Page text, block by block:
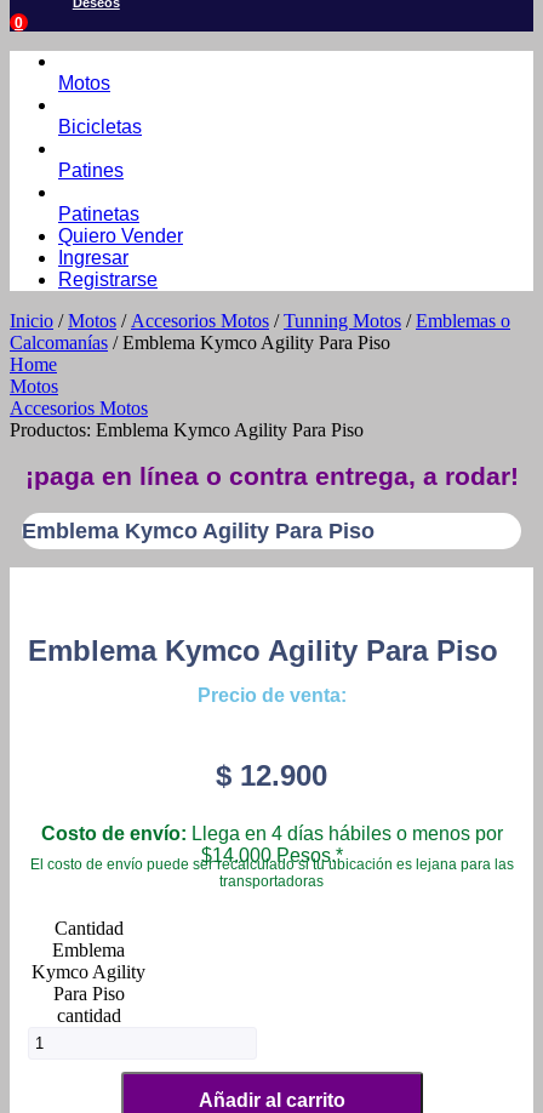
0
Motos
Bicicletas
Patines
Patinetas
Quiero Vender
Ingresar
Registrarse
Inicio /Motos / Accesorios Motos /Tunning Motos /Emblemas o
Calcomanías / Emblema Kymco Agility Para Piso
Home
Motos
Accesorios Motos
Productos: Emblema Kymco Agility Para Piso
¡paga en línea o contra entrega, a rodar!
Emblema Kymco Agility Para Piso
Emblema Kymco Agility Para Piso
Precio de venta:
$ 12.900
Costo de envío: Llega en 4 días hábiles o menos por
$14.000 Pesos.*
El costo de envío puede ser recalculado si tu ubicación es lejana para las
transportadoras
Emblema
Kymco Agility
Para Piso
cantidad
Añadir al carrito